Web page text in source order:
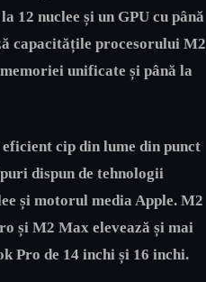
12 nuclee și un GPU cu până
capacitățile procesorului M2
unificate și până la
cip din lume din punct
dispun de tehnologii
și motorul media Apple. M2
și M2 Max elevează și mai
Pro de 14 inchi și 16 inchi.